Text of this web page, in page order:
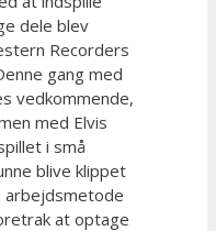
dele blev
Recorders
gang med
vedkommende,
med Elvis
i små
blive klippet
arbejdsmetode
at optage